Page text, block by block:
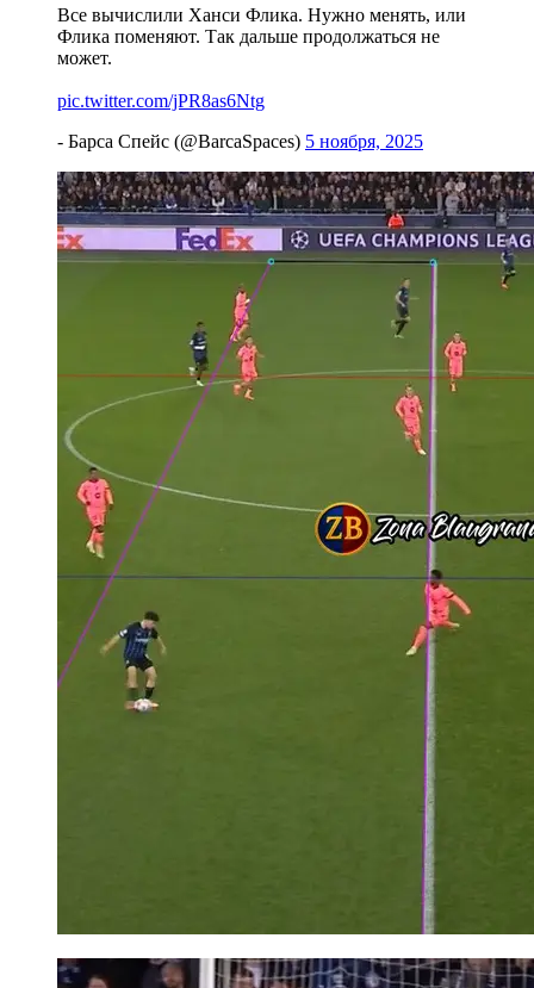
Все вычислили Ханси Флика. Нужно менять, или
Флика поменяют. Так дальше продолжаться не
может.
pic.twitter.com/jPR8as6Ntg
- Барса Спейс (@BarcaSpaces) 5 ноября, 2025